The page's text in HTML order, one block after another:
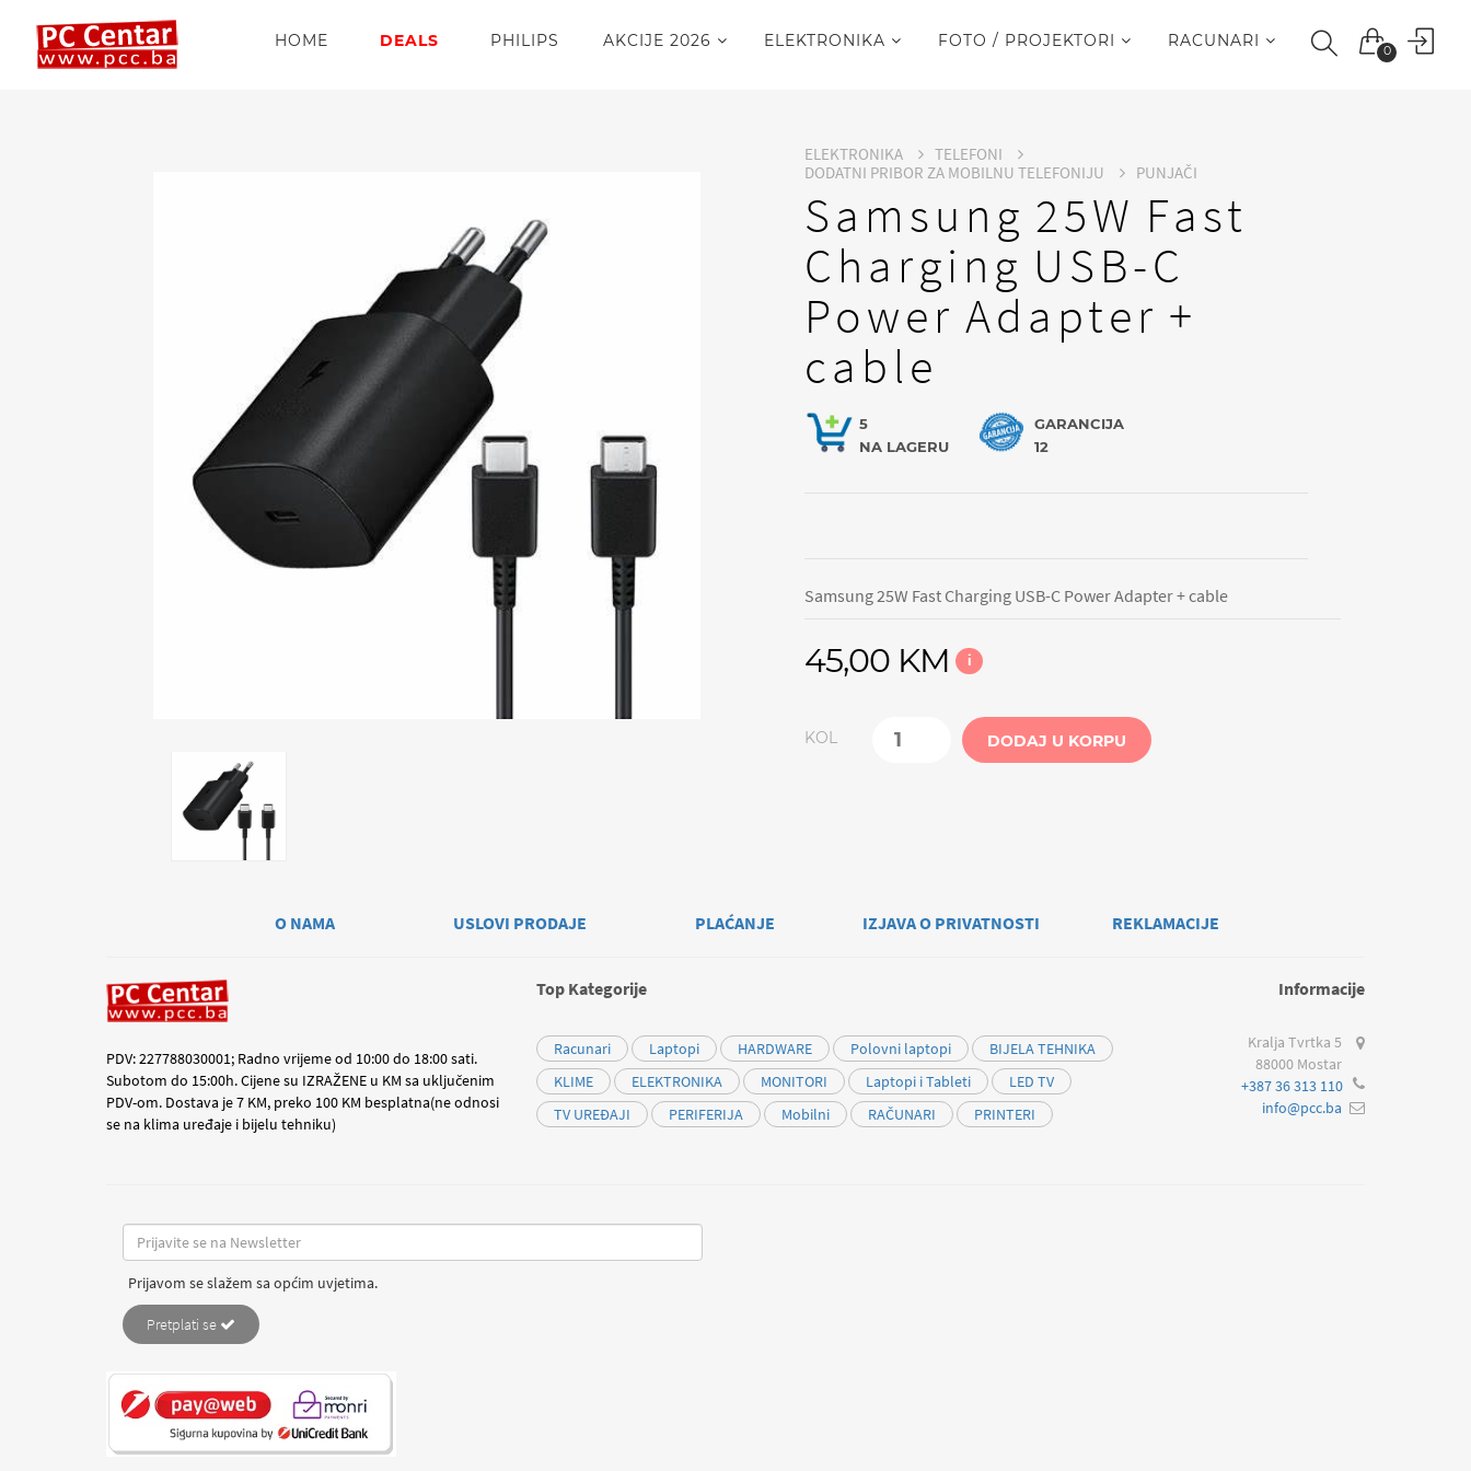
0
HOME DEALS PHILIPS AKCIJE 2026 ELEKTRONIKA FOTO / PROJEKTORI RACUNARI
ELEKTRONIKA
TELEFONI
DODATNI PRIBOR ZA MOBILNU TELEFONIJU
PUNJAČI
Samsung 25W Fast
Charging USB-C
Power Adapter +
cable
5
NA LAGERU
GARANCIJA
12
Samsung 25W Fast Charging USB-C Power Adapter + cable
45,00 KM i
KOL DODAJ U KORPU
O NAMA USLOVI PRODAJE PLAĆANJE IZJAVA O PRIVATNOSTI REKLAMACIJE
PDV: 227788030001; Radno vrijeme od 10:00 do 18:00 sati.
Subotom do 15:00h. Cijene su IZRAŽENE u KM sa uključenim
PDV-om. Dostava je 7 KM, preko 100 KM besplatna(ne odnosi
se na klima uređaje i bijelu tehniku)
Top Kategorije
Racunari Laptopi HARDWARE Polovni laptopi
BIJELA TEHNIKA
KLIME
ELEKTRONIKA MONITORI Laptopi i Tableti
LED TV
TV UREĐAJI
PERIFERIJA Mobilni RAČUNARI PRINTERI
Informacije
Kralja Tvrtka 5
88000 Mostar
+387 36 313 110
info@pcc.ba
Prijavom se slažem sa općim uvjetima.
Pretplati se